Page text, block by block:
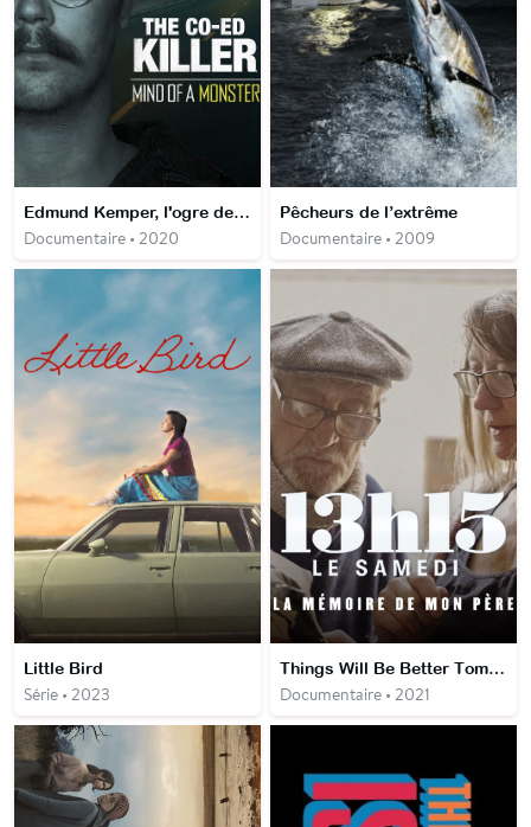
Edmund Kemper, l'ogre de Santa Cruz
Documentaire • 2020
Pêcheurs de l’extrême
Documentaire • 2009
Little Bird
Série • 2023
Things Will Be Better Tomorrow
Documentaire • 2021